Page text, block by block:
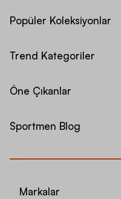
Popüler Koleksiyonlar
Trend Kategoriler
Öne Çıkanlar
Sportmen Blog
Markalar